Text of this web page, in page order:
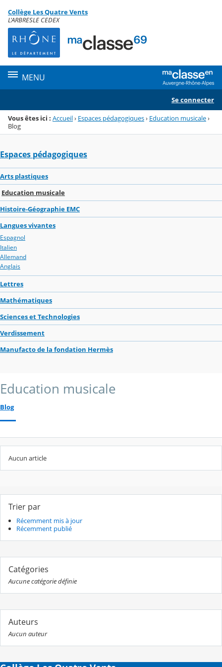
Menu de la rubrique
Contenu
Collège Les Quatre Vents
L'ARBRESLE CEDEX
MENU
Se connecter
Vous êtes ici : Accueil› Espaces pédagogiques› Education musicale›
Blog
Espaces pédagogiques
Arts plastiques
Education musicale
Histoire-Géographie EMC
Langues vivantes
Espagnol
Italien
Allemand
Anglais
Lettres
Mathématiques
Sciences et Technologies
Verdissement
Manufacto de la fondation Hermès
Education musicale
Blog
Aucun article
Trier par
Récemment mis à jour
Récemment publié
Catégories
Aucune catégorie définie
Auteurs
Aucun auteur